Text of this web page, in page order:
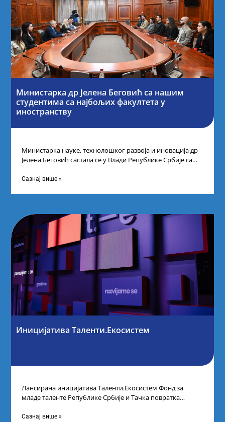
Министарка др Јелена Беговић са нашим
студентима са најбољих факултета у
иностранству
Министарка науке, технолошког развоја и иновација др
Јелена Беговић састала се у Влади Републике Србије са
Сазнај више »
Иницијатива Таленти.Екосистем
Лансирана иницијатива Таленти.Екосистем Фонд за
младе таленте Републике Србије и Тачка повратка
догађају су се
Сазнај више »